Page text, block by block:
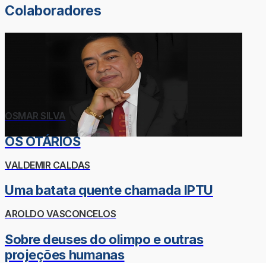
Colaboradores
OSMAR SILVA
OS OTÁRIOS
VALDEMIR CALDAS
Uma batata quente chamada IPTU
AROLDO VASCONCELOS
Sobre deuses do olimpo e outras
projeções humanas